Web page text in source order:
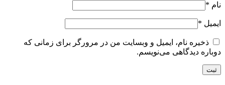
نام *
ایمیل *
ذخیره نام، ایمیل و وبسایت من در مرورگر برای زمانی که
دوباره دیدگاهی می‌نویسم.